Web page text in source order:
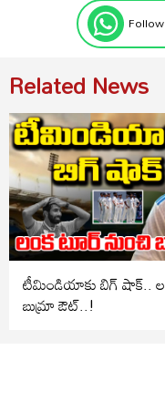
Related News
టీమిండియాకు బిగ్ షాక్.. లంక టూర్ నుంచి
బుమ్రా ఔట్..!